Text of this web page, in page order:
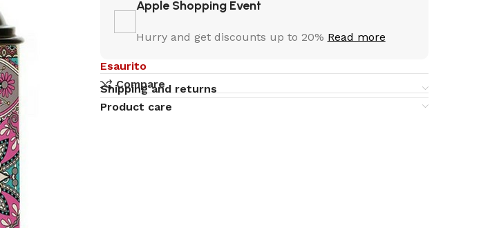
Apple Shopping Event
Hurry and get discounts up to 20% Read more
Esaurito
Compare
Shipping and returns
Product care